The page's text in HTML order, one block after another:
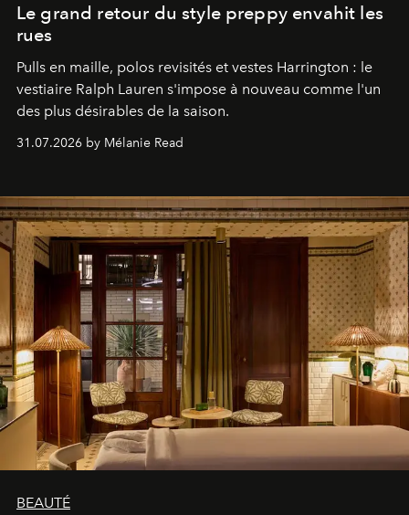
Le grand retour du style preppy envahit les
rues
Pulls en maille, polos revisités et vestes Harrington : le
vestiaire Ralph Lauren s'impose à nouveau comme l'un
des plus désirables de la saison.
31.07.2026 by Mélanie Read
BEAUTÉ